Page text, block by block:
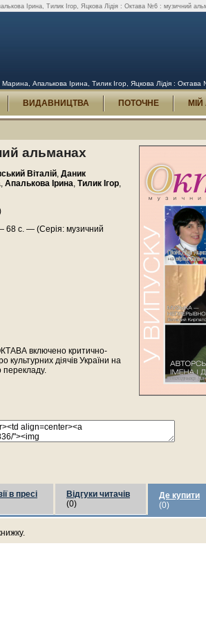
Ірина, Тилик Ігор, Яцкова Лідія : Октава №6 : музичний
Апалькова Ірина, Тилик Ігор, Яцкова Лідія :
ВИДАВНИЦТВА ПОТОЧНЕ
альманах
Віталій, Даник
, Апалькова Ірина, Тилик Ігор,
68 с. — (Серія: музичний
включено критично-
культурних діячів України на
перекладу.
в пресі
Відгуки читачів
(0)
Де купити
(0)